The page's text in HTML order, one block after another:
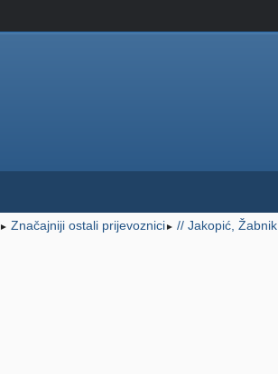
► Značajniji ostali prijevoznici► // Jakopić, Žabnik